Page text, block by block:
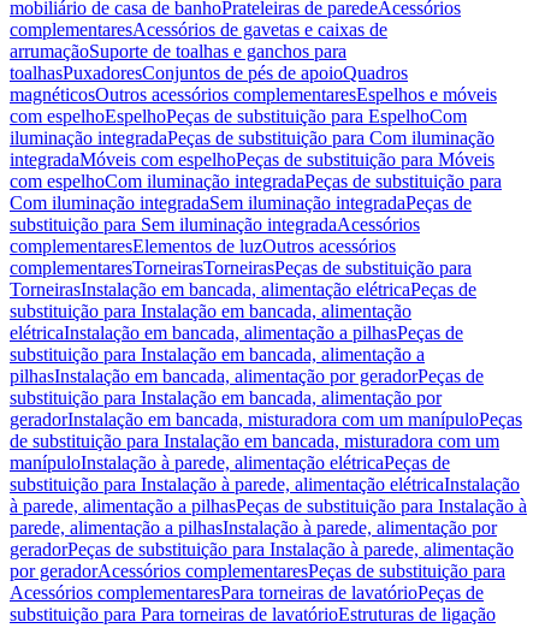
mobiliário de casa de banhoPrateleiras de paredeAcessórios
complementaresAcessórios de gavetas e caixas de
arrumaçãoSuporte de toalhas e ganchos para
toalhasPuxadoresConjuntos de pés de apoioQuadros
magnéticosOutros acessórios complementaresEspelhos e móveis
com espelhoEspelhoPeças de substituição para EspelhoCom
iluminação integradaPeças de substituição para Com iluminação
integradaMóveis com espelhoPeças de substituição para Móveis
com espelhoCom iluminação integradaPeças de substituição para
Com iluminação integradaSem iluminação integradaPeças de
substituição para Sem iluminação integradaAcessórios
complementaresElementos de luzOutros acessórios
complementaresTorneirasTorneirasPeças de substituição para
TorneirasInstalação em bancada, alimentação elétricaPeças de
substituição para Instalação em bancada, alimentação
elétricaInstalação em bancada, alimentação a pilhasPeças de
substituição para Instalação em bancada, alimentação a
pilhasInstalação em bancada, alimentação por geradorPeças de
substituição para Instalação em bancada, alimentação por
geradorInstalação em bancada, misturadora com um manípuloPeças
de substituição para Instalação em bancada, misturadora com um
manípuloInstalação à parede, alimentação elétricaPeças de
substituição para Instalação à parede, alimentação elétricaInstalação
à parede, alimentação a pilhasPeças de substituição para Instalação à
parede, alimentação a pilhasInstalação à parede, alimentação por
geradorPeças de substituição para Instalação à parede, alimentação
por geradorAcessórios complementaresPeças de substituição para
Acessórios complementaresPara torneiras de lavatórioPeças de
substituição para Para torneiras de lavatórioEstruturas de ligação